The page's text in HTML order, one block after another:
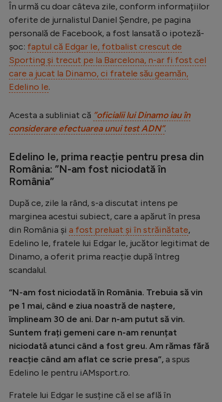
Campionate
Starurile fotbalului
EURO 2024
Stranieri
Handbal
Natație
Gimnastică
Auto
Rugby
JO 2024
JO 2026
În urmă cu doar câteva zile, conform informațiilor
oferite de jurnalistul Daniel Șendre, pe pagina
personală de Facebook, a fost lansată o ipoteză-
șoc: faptul că Edgar Ie, fotbalist crescut de
Sporting și trecut pe la Barcelona, n-ar fi fost cel
care a jucat la Dinamo, ci fratele său geamăn,
Edelino Ie.
Acesta a subliniat că ”oficialii lui Dinamo iau în
considerare efectuarea unui test ADN”.
Edelino Ie, prima reacție pentru presa din
România: ”N-am fost niciodată în
România”
După ce, zile la rând, s-a discutat intens pe
marginea acestui subiect, care a apărut în presa
din România și a fost preluat și în străinătate,
Edelino Ie, fratele lui Edgar Ie, jucător legitimat de
Dinamo, a oferit prima reacție după întreg
scandalul.
“N-am fost niciodată în România. Trebuia să vin
pe 1 mai, când e ziua noastră de naștere,
împlineam 30 de ani. Dar n-am putut să vin.
Suntem frați gemeni care n-am renunțat
niciodatǎ atunci când a fost greu. Am rămas fără
reacție când am aflat ce scrie presa”,a spus
Edelino Ie pentru iAMsport.ro.
Fratele lui Edgar Ie susține că el se află în